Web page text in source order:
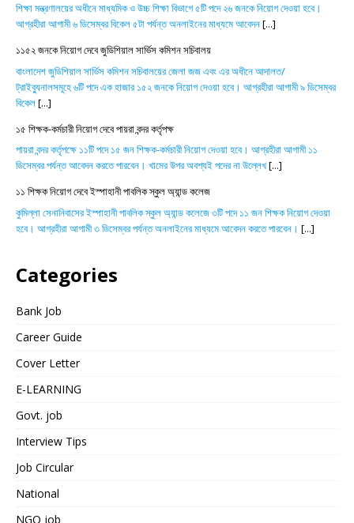
শিক্ষা মন্ত্রণালয়ের অধীনে মাধ্যমিক ও উচ্চ শিক্ষা বিভাগে ৫টি পদে ২৬ জনকে নিয়োগ দেওয়া হবে।
আগ্রহীরা আগামী ৬ ডিসেম্বর বিকেল ৫টা পর্যন্ত অনলাইনের মাধ্যমে আবেদন[...]
১১৫২ জনকে নিয়োগ দেবে জুডিশিয়াল সার্ভিস কমিশন সচিবালয়
বাংলাদেশ জুডিশিয়াল সার্ভিস কমিশন সচিবালয়ের জেলা জজ এবং এর অধীনে আদালত/
ট্রাইব্যুনালসমূহে ৬টি পদে এক হাজার ১৫২ জনকে নিয়োগ দেওয়া হবে। আগ্রহীরা আগামী ৯ ডিসেম্বর
বিকেল[...]
১৫ শিক্ষক-কর্মচারী নিয়োগ দেবে পায়রা বন্দর কর্তৃপক্ষ
পায়রা বন্দর কর্তৃপক্ষে ১১টি পদে ১৫ জন শিক্ষক-কর্মচারী নিয়োগ দেওয়া হবে। আগ্রহীরা আগামী ১১
ডিসেম্বর পর্যন্ত আবেদন করতে পারবেন। খামের উপর অবশ্যই পদের না উল্লেখ[...]
১১ শিক্ষক নিয়োগ দেবে ইস্পাহানী পাবলিক স্কুল অ্যান্ড কলেজ
কুমিল্লা সেনানিবাসের ইস্পাহানী পাবলিক স্কুল অ্যান্ড কলেজে ৩টি পদে ১১ জন শিক্ষক নিয়োগ দেওয়া
হবে। আগ্রহীরা আগামী ৩ ডিসেম্বর পর্যন্ত অনলাইনের মাধ্যমে আবেদন করতে পারবেন। [...]
Categories
Bank Job
Career Guide
Cover Letter
E-LEARNING
Govt. job
Interview Tips
Job Circular
National
NGO job